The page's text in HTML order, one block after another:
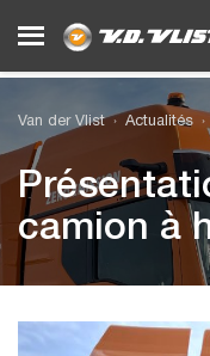
Van der Vlist Actualités
camion à